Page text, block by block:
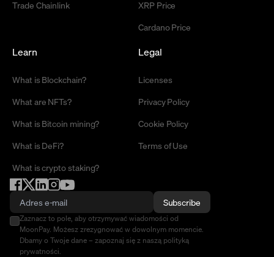
Trade Chainlink
XRP Price
Cardano Price
Learn
What is Blockchain?
What are NFTs?
What is Bitcoin mining?
What is DeFi?
What is crypto staking?
Legal
Licenses
Privacy Policy
Cookie Policy
Terms of Use
Subscribe
Zaznacz to pole, aby otrzymywać wiadomości od
MoonPay. Możesz zrezygnować w dowolnym momencie.
Dbamy o Twoje dane – zapoznaj się z naszą polityką
prywatności.